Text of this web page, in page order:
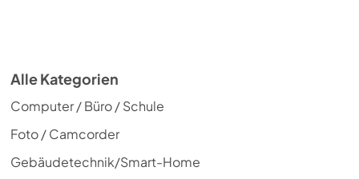
Alle Kategorien
Computer / Büro / Schule
Foto / Camcorder
Gebäudetechnik/Smart-Home